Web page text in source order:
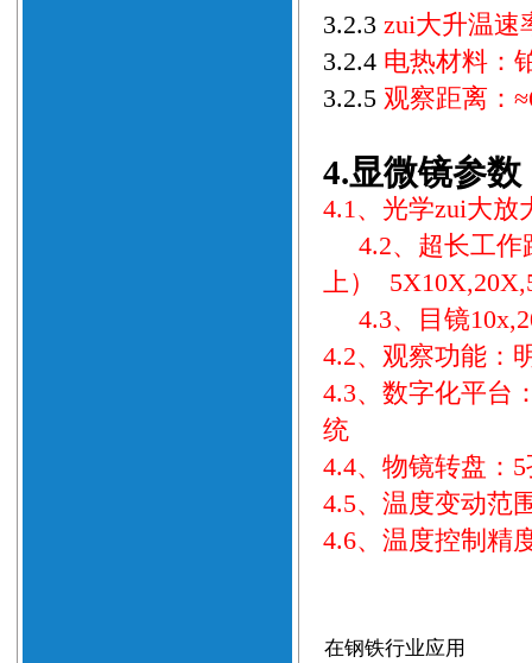
3.2.3 zui大升温速
3.2.4 电热材料：
3.2.5 观察距离：
4.显微镜参数
4.1、 光学zui大放
4.2、 超长工作
上） 5X10X,20X
4.3、
目镜10x
4.2、观察功能：
4.3、数字化平台
统
4.4、物镜转盘：
4.5、温度变动范
4.6、温度控制精
在钢铁行业应用